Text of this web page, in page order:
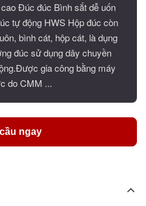
Đúc đúc Bình sắt dễ uốn
tự động HWS Hộp đúc còn
bình cát, hộp cát, là dụng
đúc sử dụng dây chuyền
gia công bằng máy
do CMM ...
ngay